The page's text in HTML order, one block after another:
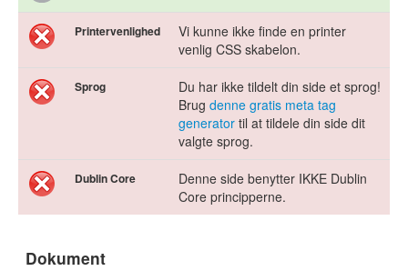
Printervenlighed
Vi kunne ikke finde en printer
venlig CSS skabelon.
Sprog
Du har ikke tildelt din side et sprog!
Brug denne gratis meta tag
generator til at tildele din side dit
valgte sprog.
Dublin Core
Denne side benytter IKKE Dublin
Core principperne.
Dokument